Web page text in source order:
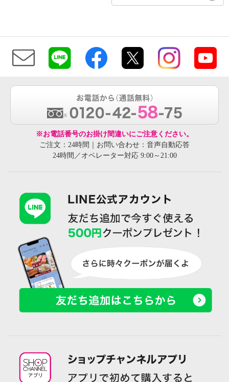
※お電話番号のお掛け間違いにご注意ください。
ご注文：24時間｜お問い合わせ：音声自動応答
24時間／オペレーター対応 9:00～21:00